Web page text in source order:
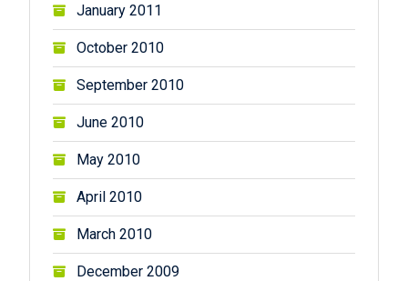
January 2011
October 2010
September 2010
June 2010
May 2010
April 2010
March 2010
December 2009